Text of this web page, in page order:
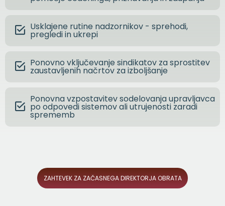
Usklajene rutine nadzornikov - sprehodi,
pregledi in ukrepi
Ponovno vključevanje sindikatov za sprostitev
zaustavljenih načrtov za izboljšanje
Ponovna vzpostavitev sodelovanja upravljavca
po odpovedi sistemov ali utrujenosti zaradi
sprememb
ZAHTEVEK ZA ZAČASNEGA DIREKTORJA OBRATA